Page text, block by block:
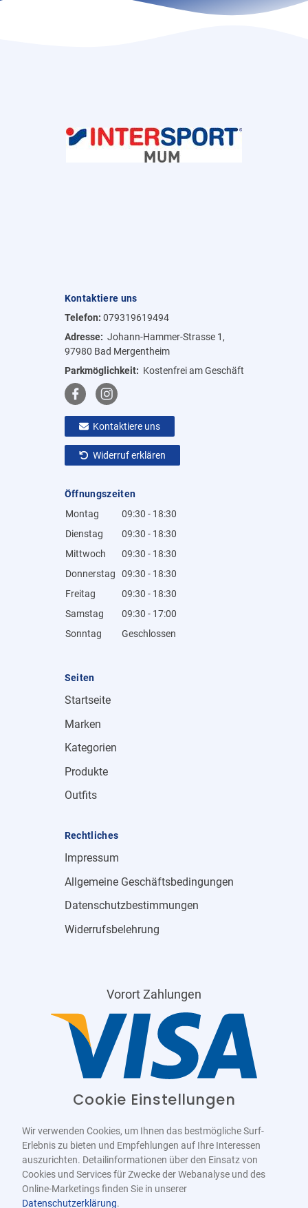
Kontaktiere uns
Telefon: 079319619494
Adresse: Johann-Hammer-Strasse 1,
97980 Bad Mergentheim
Parkmöglichkeit: Kostenfrei am Geschäft
Kontaktiere uns
Widerruf erklären
Öffnungszeiten
Montag
09:30 - 18:30
Dienstag
09:30 - 18:30
Mittwoch
09:30 - 18:30
Donnerstag
09:30 - 18:30
Freitag
09:30 - 18:30
Samstag
09:30 - 17:00
Sonntag
Geschlossen
Seiten
Startseite
Marken
Kategorien
Produkte
Outfits
Rechtliches
Impressum
Allgemeine Geschäftsbedingungen
Datenschutzbestimmungen
Widerrufsbelehrung
Vorort Zahlungen
Cookie Einstellungen
Wir verwenden Cookies, um Ihnen das bestmögliche Surf-
Erlebnis zu bieten und Empfehlungen auf Ihre Interessen
auszurichten. Detailinformationen über den Einsatz von
Cookies und Services für Zwecke der Webanalyse und des
Online-Marketings finden Sie in unserer
Datenschutzerklärung.